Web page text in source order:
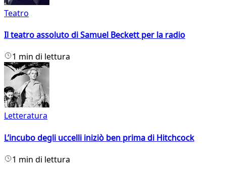
Teatro
Il teatro assoluto di Samuel Beckett per la radio
1 min di lettura
Letteratura
L’incubo degli uccelli iniziò ben prima di Hitchcock
1 min di lettura